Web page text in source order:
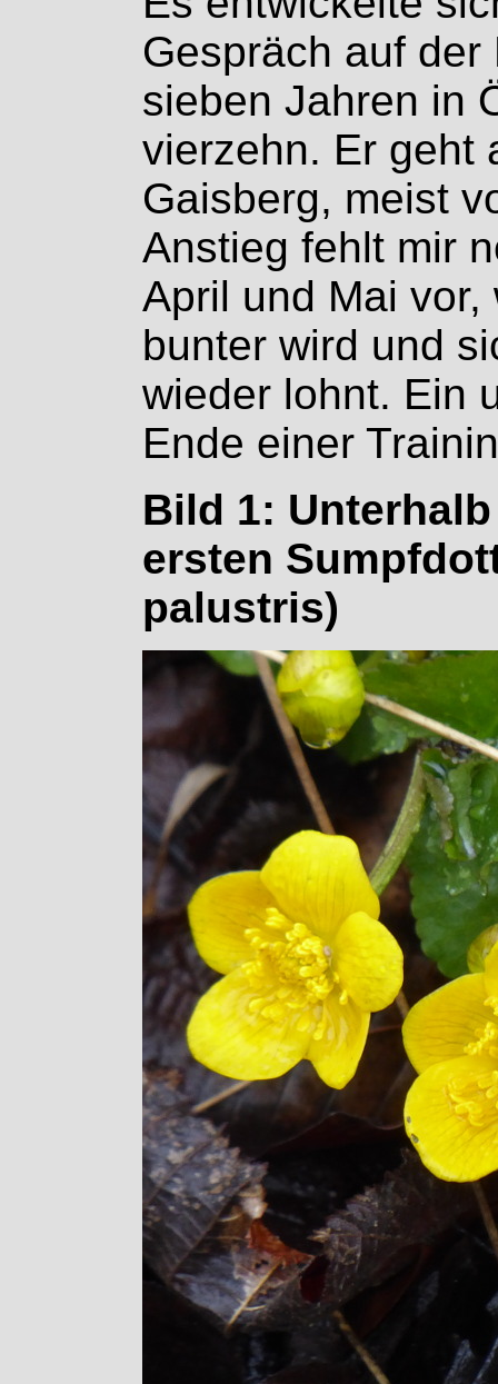
Gespräch auf
sieben Jahren in
vierzehn. Er geht
Gaisberg, meist
Anstieg fehlt mir
April und Mai
bunter wird und
wieder lohnt. Ein
Ende einer
Bild 1:
ersten
palustris)